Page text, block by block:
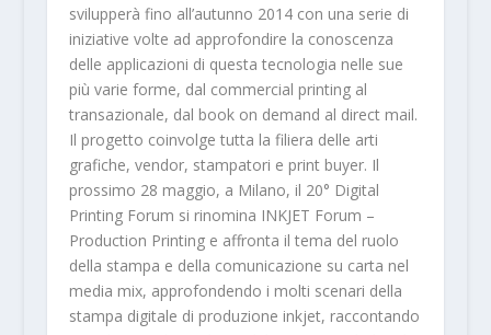
svilupperà fino all’autunno 2014 con una serie di
iniziative volte ad approfondire la conoscenza
delle applicazioni di questa tecnologia nelle sue
più varie forme, dal commercial printing al
transazionale, dal book on demand al direct mail.
Il progetto coinvolge tutta la filiera delle arti
grafiche, vendor, stampatori e print buyer. Il
prossimo 28 maggio, a Milano, il 20° Digital
Printing Forum si rinomina INKJET Forum –
Production Printing e affronta il tema del ruolo
della stampa e della comunicazione su carta nel
media mix, approfondendo i molti scenari della
stampa digitale di produzione inkjet, raccontando